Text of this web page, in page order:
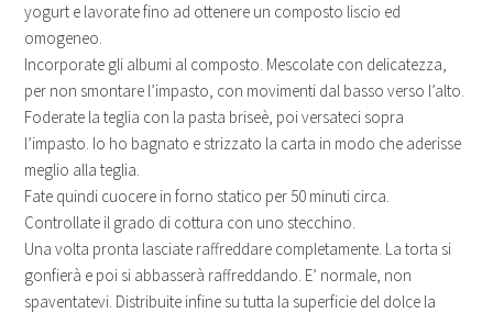
yogurt e lavorate fino ad ottenere un composto liscio ed
omogeneo.
Incorporate gli albumi al composto. Mescolate con delicatezza,
per non smontare l’impasto, con movimenti dal basso verso l’alto.
Foderate la teglia con la pasta briseè, poi versateci sopra
l’impasto. Io ho bagnato e strizzato la carta in modo che aderisse
meglio alla teglia.
Fate quindi cuocere in forno statico per 50 minuti circa.
Controllate il grado di cottura con uno stecchino.
Una volta pronta lasciate raffreddare completamente. La torta si
gonfierà e poi si abbasserà raffreddando. E’ normale, non
spaventatevi. Distribuite infine su tutta la superficie del dolce la